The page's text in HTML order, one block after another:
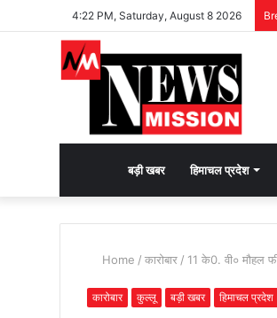
4:22 PM, Saturday, August 8 2026
भक्ति
बड़ी खबर हिमाचल प्रदेश
Home / कारोबार / 11 के0. वी० मौहल
कारोबार कुल्लू बड़ी खबर हिमाचल प्रदेश